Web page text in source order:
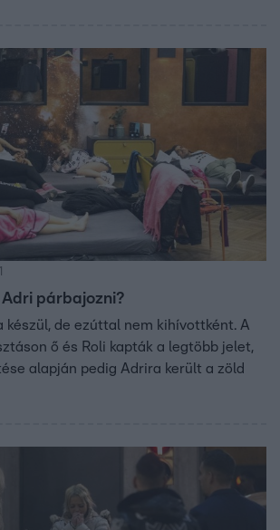
Adri párbajozni?
készül, de ezúttal nem kihívottként. A
ő és Roli kapták a legtöbb jelet,
alapján pedig Adrira került a zöld